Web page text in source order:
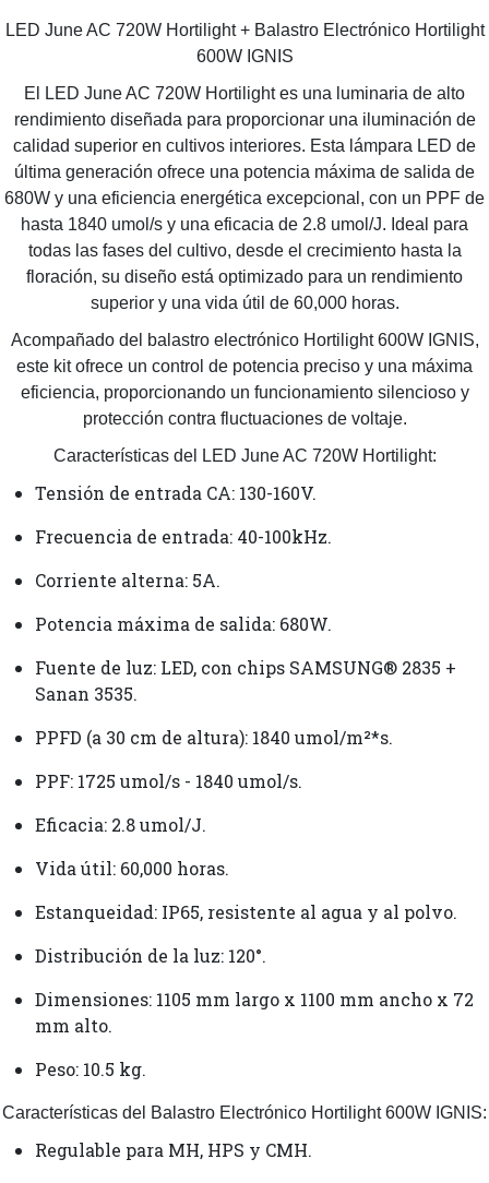
LED June AC 720W Hortilight + Balastro Electrónico Hortilight
600W IGNIS
El LED June AC 720W Hortilight es una luminaria de alto
rendimiento diseñada para proporcionar una iluminación de
calidad superior en cultivos interiores. Esta lámpara LED de
última generación ofrece una potencia máxima de salida de
680W y una eficiencia energética excepcional, con un PPF de
hasta 1840 umol/s y una eficacia de 2.8 umol/J. Ideal para
todas las fases del cultivo, desde el crecimiento hasta la
floración, su diseño está optimizado para un rendimiento
superior y una vida útil de 60,000 horas.
Acompañado del balastro electrónico Hortilight 600W IGNIS,
este kit ofrece un control de potencia preciso y una máxima
eficiencia, proporcionando un funcionamiento silencioso y
protección contra fluctuaciones de voltaje.
Características del LED June AC 720W Hortilight:
Tensión de entrada CA: 130-160V.
Frecuencia de entrada: 40-100kHz.
Corriente alterna: 5A.
Potencia máxima de salida: 680W.
Fuente de luz: LED, con chips SAMSUNG® 2835 +
Sanan 3535.
PPFD (a 30 cm de altura): 1840 umol/m²*s.
PPF: 1725 umol/s - 1840 umol/s.
Eficacia: 2.8 umol/J.
Vida útil: 60,000 horas.
Estanqueidad: IP65, resistente al agua y al polvo.
Distribución de la luz: 120°.
Dimensiones: 1105 mm largo x 1100 mm ancho x 72
mm alto.
Peso: 10.5 kg.
Características del Balastro Electrónico Hortilight 600W IGNIS:
Regulable para MH, HPS y CMH.